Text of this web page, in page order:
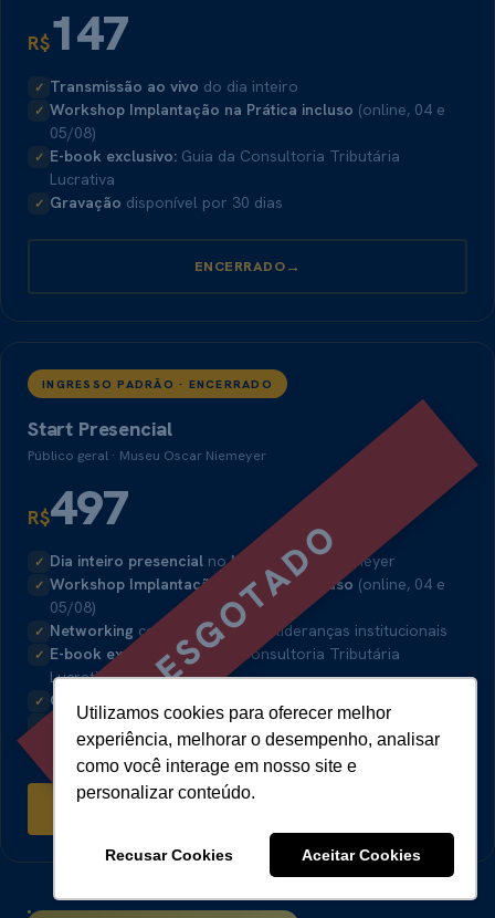
Utilizamos cookies para oferecer melhor
experiência, melhorar o desempenho, analisar
como você interage em nosso site e
personalizar conteúdo.
Recusar Cookies Aceitar Cookies
R$147
✓ Transmissão ao vivo do dia inteiro
✓ Workshop Implantação na Prática incluso (online, 04 e
05/08)
✓ E-book exclusivo: Guia da Consultoria Tributária
Lucrativa
✓ Gravação disponível por 30 dias
ENCERRADO→
ESGOTADO
INGRESSO PADRÃO · ENCERRADO
Start Presencial
Público geral · Museu Oscar Niemeyer
R$497
✓ Dia inteiro presencial no Museu Oscar Niemeyer
✓ Workshop Implantação na Prática incluso (online, 04 e
05/08)
✓ Networking com autoridades e lideranças institucionais
✓ E-book exclusivo:Guia da Consultoria Tributária
Lucrativa
✓ Gravação
✓ Certificado de Participação:Documento de participação
digitalizado pós-evento